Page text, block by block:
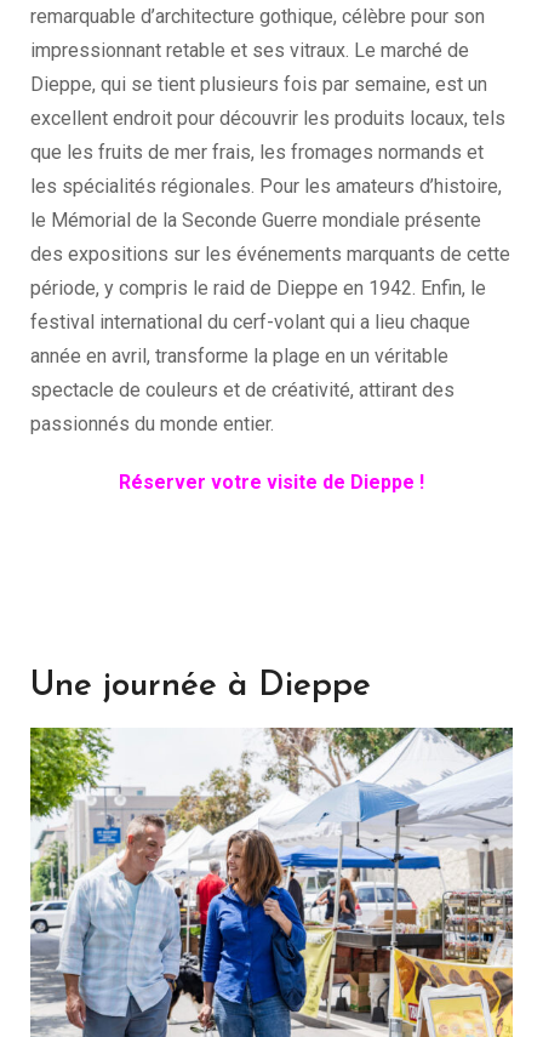
remarquable d’architecture gothique, célèbre pour son
impressionnant retable et ses vitraux. Le marché de
Dieppe, qui se tient plusieurs fois par semaine, est un
excellent endroit pour découvrir les produits locaux, tels
que les fruits de mer frais, les fromages normands et
les spécialités régionales. Pour les amateurs d’histoire,
le Mémorial de la Seconde Guerre mondiale présente
des expositions sur les événements marquants de cette
période, y compris le raid de Dieppe en 1942. Enfin, le
festival international du cerf-volant qui a lieu chaque
année en avril, transforme la plage en un véritable
spectacle de couleurs et de créativité, attirant des
passionnés du monde entier.
Réserver votre visite de Dieppe !
Une journée à Dieppe